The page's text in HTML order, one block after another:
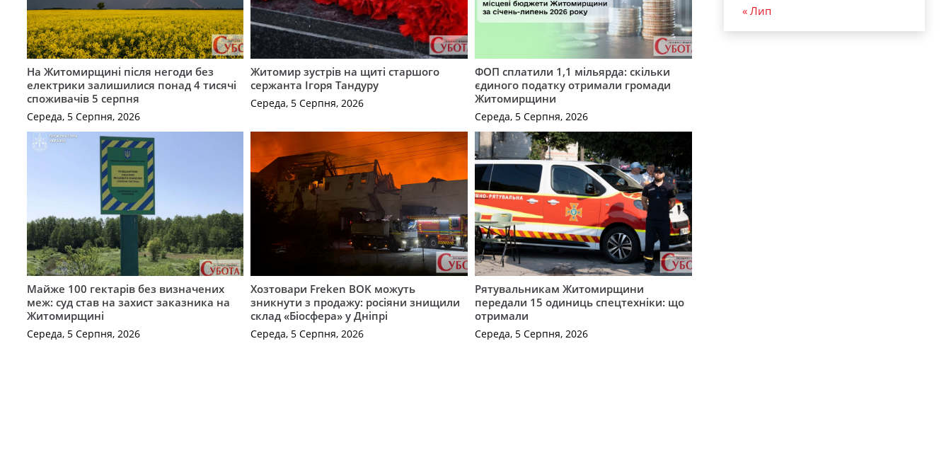
На Житомирщині після негоди без
електрики залишилися понад 4 тисячі
споживачів 5 серпня
Середа, 5 Серпня, 2026
Житомир зустрів на щиті старшого
сержанта Ігоря Тандуру
Середа, 5 Серпня, 2026
ФОП сплатили 1,1 мільярда: скільки
єдиного податку отримали громади
Житомирщини
Середа, 5 Серпня, 2026
Майже 100 гектарів без визначених
меж: суд став на захист заказника на
Житомирщині
Середа, 5 Серпня, 2026
Хозтовари Freken BOK можуть
зникнути з продажу: росіяни знищили
склад «Біосфера» у Дніпрі
Середа, 5 Серпня, 2026
Рятувальникам Житомирщини
передали 15 одиниць спецтехніки: що
отримали
Середа, 5 Серпня, 2026
« Лип